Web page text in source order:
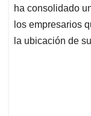
ha consolidado
los empresarios
la ubicación de